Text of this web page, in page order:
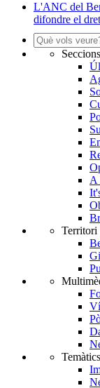
L'ANC del
difondre el
Seccions
A
Territori
Temàtics